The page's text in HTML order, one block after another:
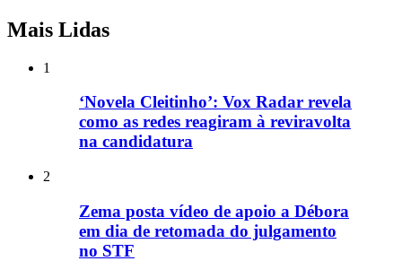
Mais Lidas
1
‘Novela Cleitinho’: Vox Radar revela
como as redes reagiram à reviravolta
na candidatura
2
Zema posta vídeo de apoio a Débora
em dia de retomada do julgamento
no STF